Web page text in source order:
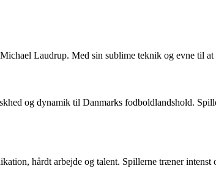
Laudrup. Med sin sublime teknik og evne til
og dynamik til Danmarks fodboldlandshold.
hårdt arbejde og talent. Spillerne træner intenst